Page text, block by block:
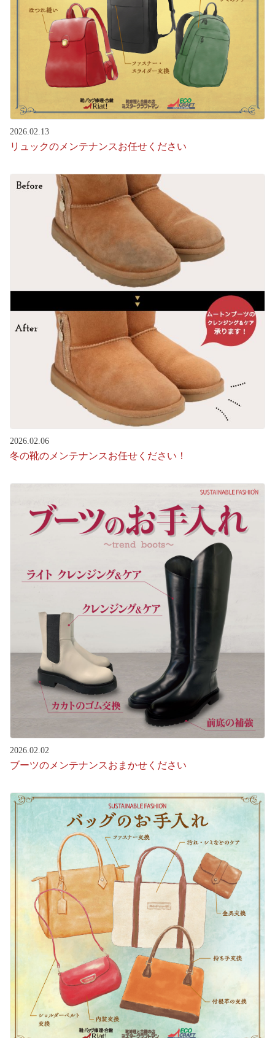
2026.02.13
リュックのメンテナンスお任せください
2026.02.06
冬の靴のメンテナンスお任せください！
2026.02.02
ブーツのメンテナンスおまかせください